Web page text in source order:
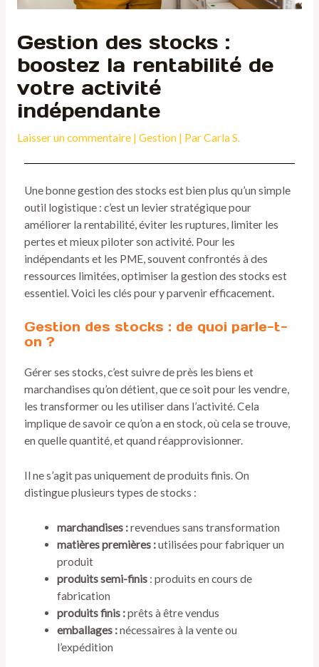
Gestion des stocks :
boostez la rentabilité de
votre activité
indépendante
Laisser un commentaire | Gestion| ParCarla S.
Une bonne gestion des stocks est bien plus qu’un simple
outil logistique : c’est un levier stratégique pour
améliorer la rentabilité, éviter les ruptures, limiter les
pertes et mieux piloter son activité. Pour les
indépendants et les PME, souvent confrontés à des
ressources limitées, optimiser la gestion des stocks est
essentiel. Voici les clés pour y parvenir efficacement.
Gestion des stocks : de quoi parle-t-
on ?
Gérer ses stocks, c’est suivre de près les biens et
marchandises qu’on détient, que ce soit pour les vendre,
les transformer ou les utiliser dans l’activité. Cela
implique de savoir ce qu’on a en stock, où cela se trouve,
en quelle quantité, et quand réapprovisionner.
Il ne s’agit pas uniquement de produits finis. On
distingue plusieurs types de stocks :
marchandises :revendues sans transformation
matières premières :utilisées pour fabriquer un
produit
produits semi-finis : produits en cours de
fabrication
produits finis :prêts à être vendus
emballages :nécessaires à la vente ou
l’expédition